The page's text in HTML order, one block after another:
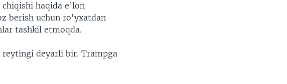
haqida e’lon
berish uchun ro'yxatdan
tashkil etmoqda.
deyarli bir. Trampga